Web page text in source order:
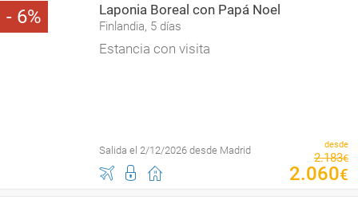
6 Laponia Boreal con Papá Noel
Finlandia, 5 días
Estancia con visita
Salida el 2/12/2026 desde Madrid desde
2.183€
2.060€